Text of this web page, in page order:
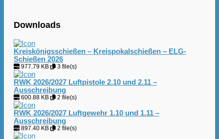
Downloads
Kreiskönigsschießen – Kreispokalschießen – ELG-
Schießen 2026
977.79 KB 3 file(s)
RWK 2026/2027 Luftpistole 2.10 und 2.11 –
Ausschreibung
600.88 KB 2 file(s)
RWK 2026/2027 Luftgewehr 1.10 und 1.11 –
Ausschreibung
897.40 KB 2 file(s)